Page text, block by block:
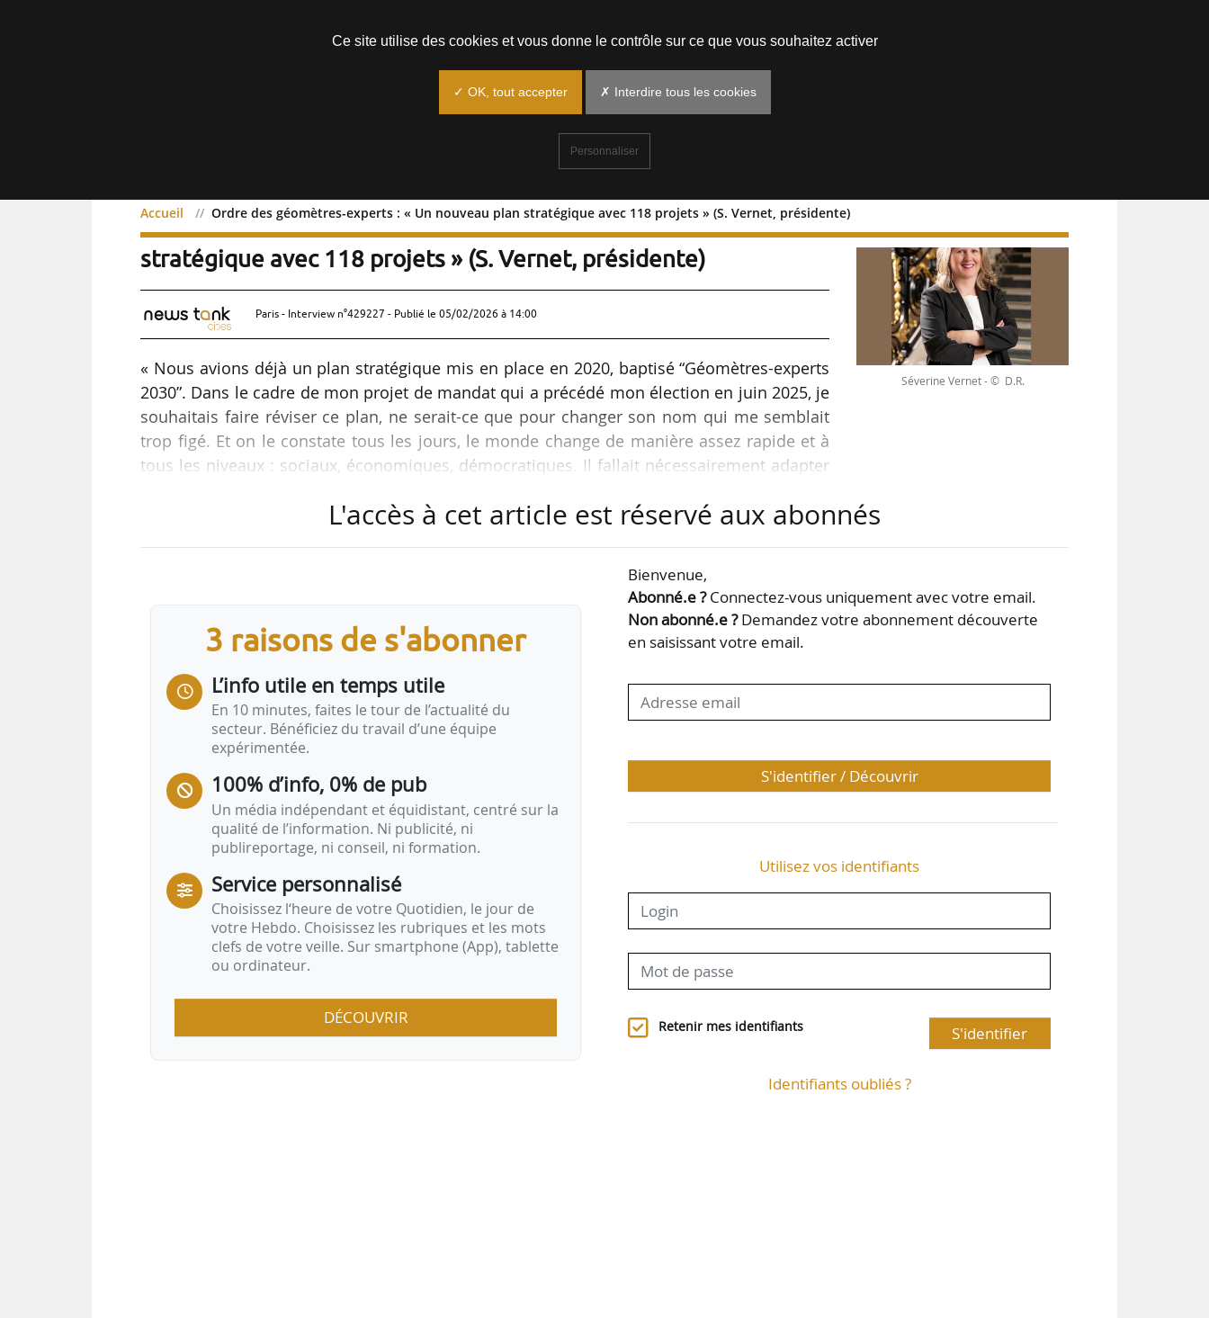
Accueil Ordre des géomètres-experts : « Un nouveau plan stratégique avec 118 projets » (S. Vernet, présidente)
Exclusif
Ordre des géomètres-experts : « Un nouveau plan
stratégique avec 118 projets » (S. Vernet, présidente)
Paris - Interview n°429227 - Publié le 05/02/2026 à 14:00
« Nous avions déjà un plan stratégique mis en place en 2020, baptisé “Géomètres-experts
2030”. Dans le cadre de mon projet de mandat qui a précédé mon élection en juin 2025, je
souhaitais faire réviser ce plan, ne serait-ce que pour changer son nom qui me semblait
trop figé. Et on le constate tous les jours, le monde change de manière assez rapide et à
tous les niveaux : sociaux, économiques, démocratiques. Il fallait nécessairement adapter
des géomètres-experts à News Tank, le 02/02/2026.
de huit grands enjeux. » Parmi les plus importants, « la sécurisation du système foncier, et
Séverine Vernet - © D.R.
L'accès à cet article est réservé aux abonnés
3 raisons de s'abonner
L’info utile en temps utile
En 10 minutes, faites le tour de l’actualité du
secteur. Bénéficiez du travail d’une équipe
expérimentée.
100% d’info, 0% de pub
Un média indépendant et équidistant, centré sur la
qualité de l’information. Ni publicité, ni
publireportage, ni conseil, ni formation.
Service personnalisé
Choisissez l‘heure de votre Quotidien, le jour de
votre Hebdo. Choisissez les rubriques et les mots
clefs de votre veille. Sur smartphone (App), tablette
ou ordinateur.
DÉCOUVRIR
Bienvenue,
Abonné.e ?Connectez-vous uniquement avec votre email.
Non abonné.e ?Demandez votre abonnement découverte
en saisissant votre email.
S'identifier / Découvrir
Utilisez vos identifiants
Retenir mes identifiants S'identifier
Identifiants oubliés ?
Ce site utilise des cookies et vous donne le contrôle sur ce que vous souhaitez activer
✓ OK, tout accepter ✗ Interdire tous les cookies
Personnaliser